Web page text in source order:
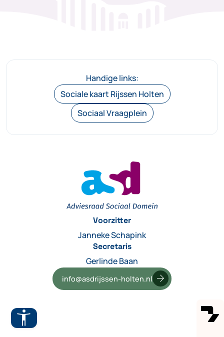
accessibility_new
Ga naar hoofdinhoud
Hoog contrast
Handige links:
Sociale kaart Rijssen Holten
Sociaal Vraagplein
Voorzitter
Janneke Schapink
Secretaris
Gerlinde Baan
info@asdrijssen-holten.nl arrow_forward